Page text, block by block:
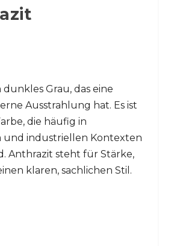
Grau, das eine
Ausstrahlung hat. Es ist
die häufig in
und industriellen Kontexten
Anthrazit steht für Stärke,
klaren, sachlichen Stil.